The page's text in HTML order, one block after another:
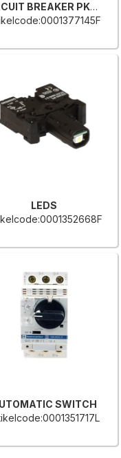
CIRCUIT BREAKER PKZM0-1
LEDS
SWITCH